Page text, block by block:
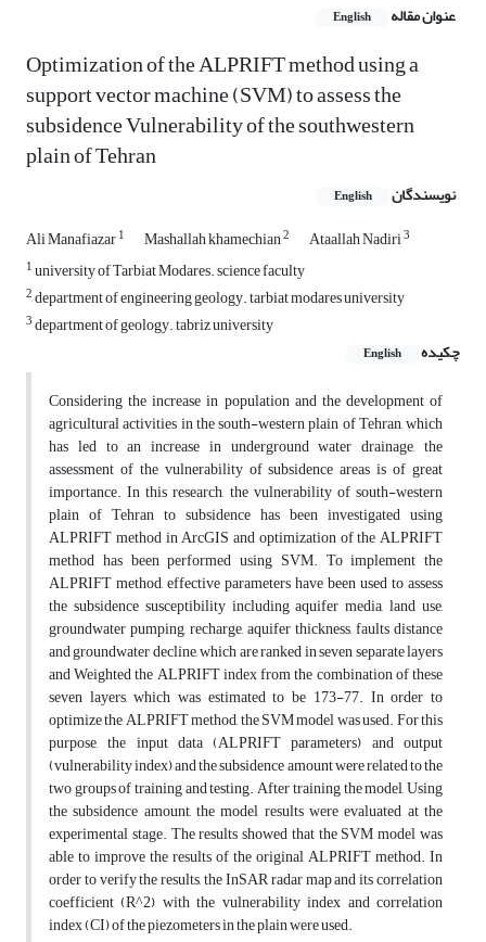
عنوان مقاله English
Optimization of the ALPRIFT method using a
support vector machine (SVM) to assess the
subsidence Vulnerability of the southwestern
plain of Tehran
نویسندگان English
Ali Manafiazar1 Mashallah khamechian2 Ataallah Nadiri3
1university of Tarbiat Modares. science faculty
2department of engineering geology. tarbiat modares university
3department of geology. tabriz university
چکیده
English
Considering the increase in population and the development of
agricultural activities in the south-western plain of Tehran, which
has led to an increase in underground water drainage, the
assessment of the vulnerability of subsidence areas is of great
importance. In this research, the vulnerability of south-western
plain of Tehran to subsidence has been investigated using
ALPRIFT method in ArcGIS and optimization of the ALPRIFT
method has been performed using SVM. To implement the
ALPRIFT method, effective parameters have been used to assess
the subsidence susceptibility including aquifer media, land use,
groundwater pumping, recharge, aquifer thickness, faults distance
and groundwater decline, which are ranked in seven separate layers
and Weighted the ALPRIFT index from the combination of these
seven layers, which was estimated to be 173-77. In order to
optimize the ALPRIFT method, the SVM model was used. For this
purpose, the input data (ALPRIFT parameters) and output
(vulnerability index) and the subsidence amount were related to the
two groups of training and testing. After training the model, Using
the subsidence amount, the model results were evaluated at the
experimental stage. The results showed that the SVM model was
able to improve the results of the original ALPRIFT method. In
order to verify the results, the InSAR radar map and its correlation
coefficient (R^2) with the vulnerability index and correlation
index (CI) of the piezometers in the plain were used.